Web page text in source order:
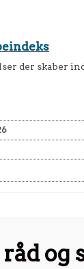
der skaber
og